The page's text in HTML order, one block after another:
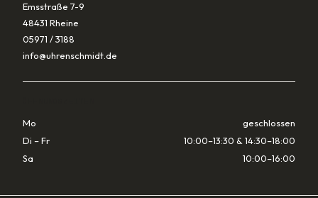
Emsstraße 7-9
48431 Rheine
05971 / 3188
info@uhrenschmidt.de
Mo
geschlossen
Di – Fr
10:00–13:30 & 14:30–18:00
Sa
10:00–16:00